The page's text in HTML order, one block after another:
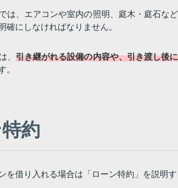
は、エアコンや室内の照明、庭木・庭石な
確にしなければなりません。
、 引き継がれる設備の内容や、引き渡し後
。
約
を借り入れる場合は「ローン特約」を説明